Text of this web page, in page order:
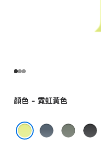
顏色 - 霓虹黃色
錨
灰
黑